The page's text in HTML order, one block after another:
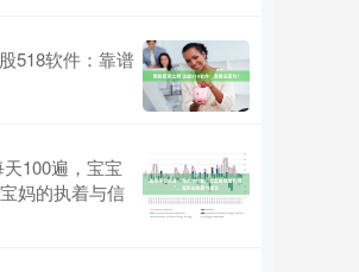
518软件：靠谱
100遍，宝宝
妈的执着与信